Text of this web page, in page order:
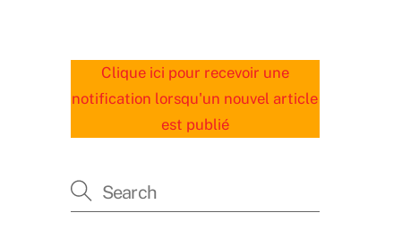
Clique ici pour recevoir une
notification lorsqu'un nouvel article
est publié